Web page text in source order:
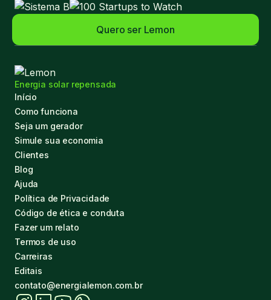
Quero ser Lemon
Energia solar repensada
Início
Como funciona
Seja um gerador
Simule sua economia
Clientes
Blog
Ajuda
Política de Privacidade
Código de ética e conduta
Fazer um relato
Termos de uso
Carreiras
Editais
contato@energialemon.com.br